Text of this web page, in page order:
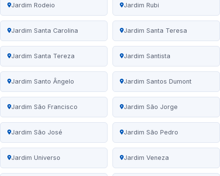
Jardim Rodeio Jardim Rubi
Jardim Santa Carolina Jardim Santa Teresa
Jardim Santa Tereza Jardim Santista
Jardim Santo Ângelo Jardim Santos Dumont
Jardim São Francisco Jardim São Jorge
Jardim São José Jardim São Pedro
Jardim Universo Jardim Veneza